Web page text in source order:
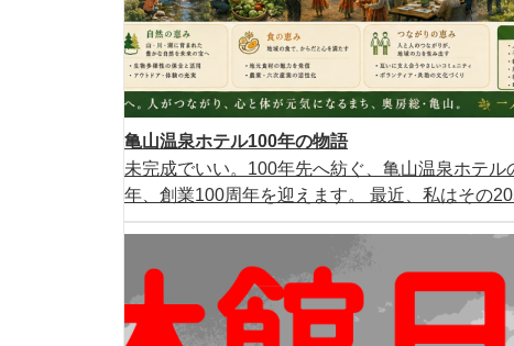
亀山温泉ホテル100年の物語
未完成でいい。100年先へ紡ぐ、亀山温泉ホテ
年、創業100周年を迎えます。 最近、私はその